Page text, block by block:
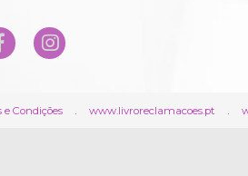
e Condições . www.livroreclamacoes.pt .